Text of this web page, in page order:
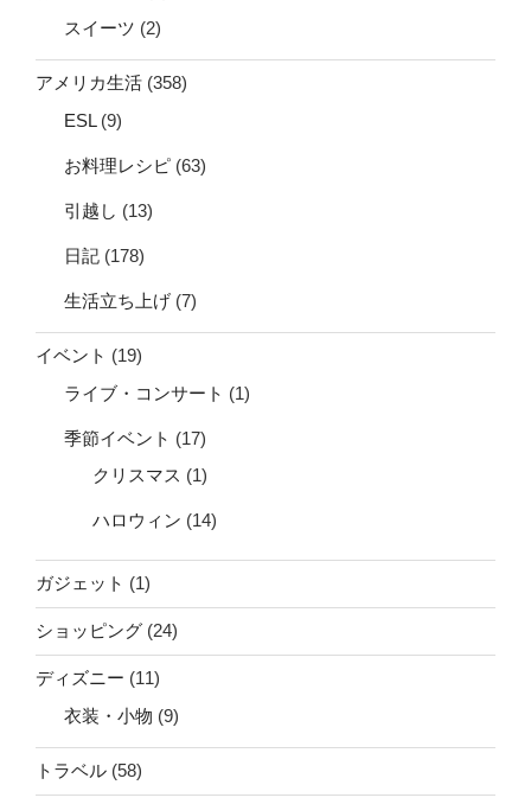
スイーツ (2)
アメリカ生活 (358)
ESL(9)
お料理レシピ (63)
引越し (13)
日記 (178)
生活立ち上げ (7)
イベント (19)
ライブ・コンサート (1)
季節イベント (17)
クリスマス (1)
ハロウィン (14)
ガジェット (1)
ショッピング (24)
ディズニー (11)
衣装・小物 (9)
トラベル (58)